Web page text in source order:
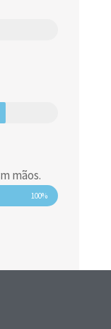
mãos.
100%